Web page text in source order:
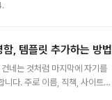
기기나 로그인 기록을 확인
다. 네이버에 로그인하고 계정
에서 [네이버 ID]를 클릭합니다.
중 이력관리를 클릭합니다.
, 템플릿 추가하는 방법
네는 것처럼 마지막에 자기를
니다. 주로 이름, 직책, 사이트주